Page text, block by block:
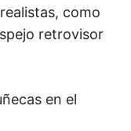
como
retrovisor
en el